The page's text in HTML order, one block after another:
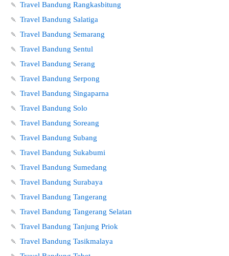
🍡 Travel Bandung Rangkasbitung
🍡 Travel Bandung Salatiga
🍡 Travel Bandung Semarang
🍡 Travel Bandung Sentul
🍡 Travel Bandung Serang
🍡 Travel Bandung Serpong
🍡 Travel Bandung Singaparna
🍡 Travel Bandung Solo
🍡 Travel Bandung Soreang
🍡 Travel Bandung Subang
🍡 Travel Bandung Sukabumi
🍡 Travel Bandung Sumedang
🍡 Travel Bandung Surabaya
🍡 Travel Bandung Tangerang
🍡 Travel Bandung Tangerang Selatan
🍡 Travel Bandung Tanjung Priok
🍡 Travel Bandung Tasikmalaya